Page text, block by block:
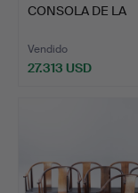
CONSOLA DE LA
Vendido
27.313 USD